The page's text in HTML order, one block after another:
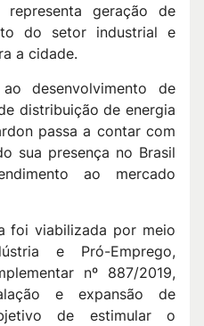
representa geração de
do setor industrial e
a cidade.
desenvolvimento de
distribuição de energia
passa a contar com
sua presença no Brasil
ao mercado
foi viabilizada por meio
e Pró-Emprego,
nº 887/2019,
e expansão de
de estimular o